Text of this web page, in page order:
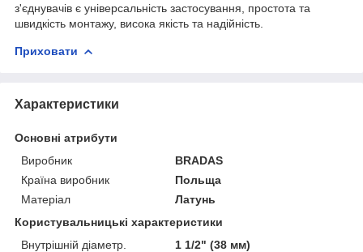
з'єднувачів є універсальність застосування, простота та
швидкість монтажу, висока якість та надійність.
Приховати
Характеристики
Основні атрибути
Виробник
BRADAS
Країна виробник
Польща
Матеріал
Латунь
Користувальницькі характеристики
Внутрішній діаметр.
1 1/2" (38 мм)